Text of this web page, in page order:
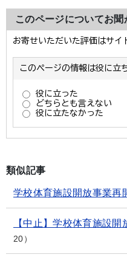
このページについてお聞
類似記事
学校体育施設開放事業再
【中止】学校体育施設
20